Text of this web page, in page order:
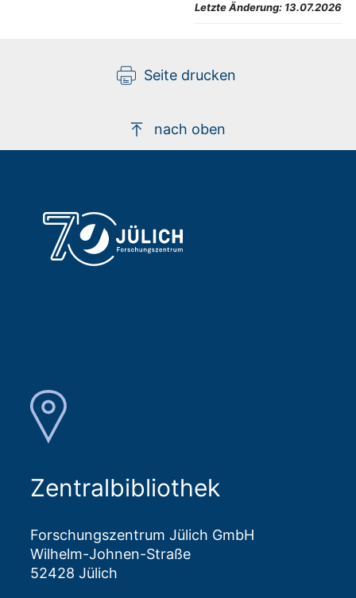
Letzte Änderung: 13.07.2026
Seite drucken
nach oben
Zentralbibliothek
Forschungszentrum Jülich GmbH
Wilhelm-Johnen-Straße
52428 Jülich